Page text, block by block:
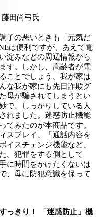
田尚弓氏
子の悪いときも「元気だ
は便利ですが、あえて電
淀みなどの周辺情報から
す。しかし、高齢者が電
ことでしょう。我が家は
な我が家にも先日詐欺グ
母が騙されてしまうとい
で、しっかりしている人
れました。迷惑防止機能
てみたのが本商品です。
スプレイ、「通話内容を
イスチェンジ機能など、
。犯罪をする側として
に時間をかけたくないは
、母に防犯意識を保って
っきり！ 「迷惑防止」機